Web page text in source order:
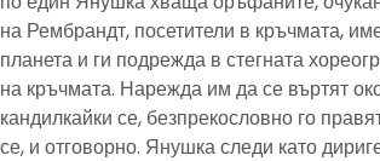
на Рембрандт, посетители в кръчмата,
планета и ги подрежда в стегната
на кръчмата. Нарежда им да се въртят
кандилкайки се, безпрекословно го
се, и отговорно. Янушка следи като